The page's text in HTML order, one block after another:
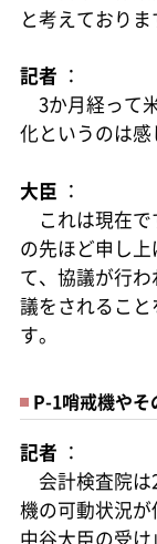
と考えておりま
記者 ：
3か月経って
化というのは感
大臣 ：
これは現在で
の先ほど申し
て、協議が行
議をされるこ
す。
P-1哨戒機や
記者 ：
会計検査院は
機の可動状況